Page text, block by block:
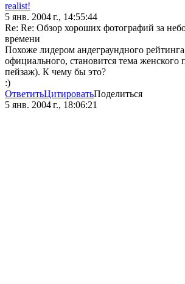
realist!
5 янв. 2004 г., 14:55:44
Re: Re: Обзор хороших фотографий за
времени
Похоже лидером андеграундного
официального, становится тема женского
пейзаж). К чему бы это?
:)
ОтветитьЦитироватьПоделиться
5 янв. 2004 г., 18:06:21